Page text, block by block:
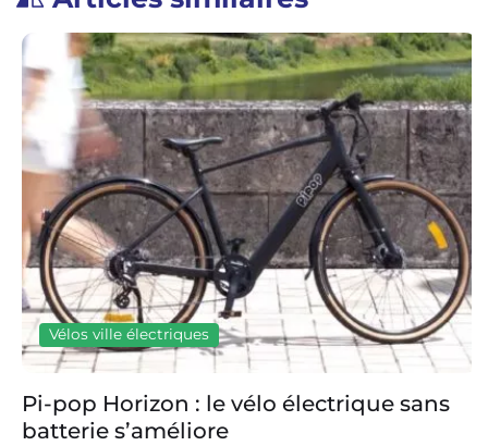
Vélos ville électriques
Pi-pop Horizon : le vélo électrique sans
batterie s’améliore